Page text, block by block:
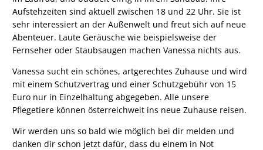
Aufstehzeiten sind aktuell zwischen 18 und 22 Uhr. Sie ist
sehr interessiert an der Außenwelt und freut sich auf neue
Abenteuer. Laute Geräusche wie beispielsweise der
Fernseher oder Staubsaugen machen Vanessa nichts aus.
Vanessa sucht ein schönes, artgerechtes Zuhause und wird
mit einem Schutzvertrag und einer Schutzgebühr von 15
Euro nur in Einzelhaltung abgegeben. Alle unsere
Pflegetiere können österreichweit ins neue Zuhause reisen.
Wir werden uns so bald wie möglich bei dir melden und
danken dir schon jetzt dafür, dass du einem in Not